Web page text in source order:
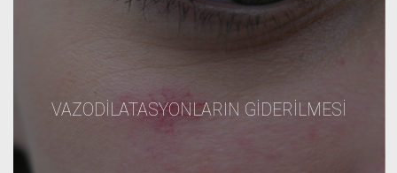
VAZODILATASYONLARIN GIDERILMESI